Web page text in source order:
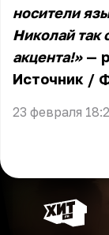
носители
Николай так
акцента!»—
Источник /
23 февраля